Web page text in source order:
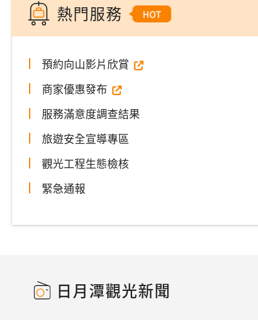
熱門服務
預約向山影片欣賞
商家優惠發布
服務滿意度調查結果
旅遊安全宣導專區
觀光工程生態檢核
緊急通報
日月潭觀光新聞